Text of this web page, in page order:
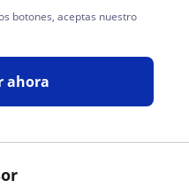
botones, aceptas nuestro
ahora